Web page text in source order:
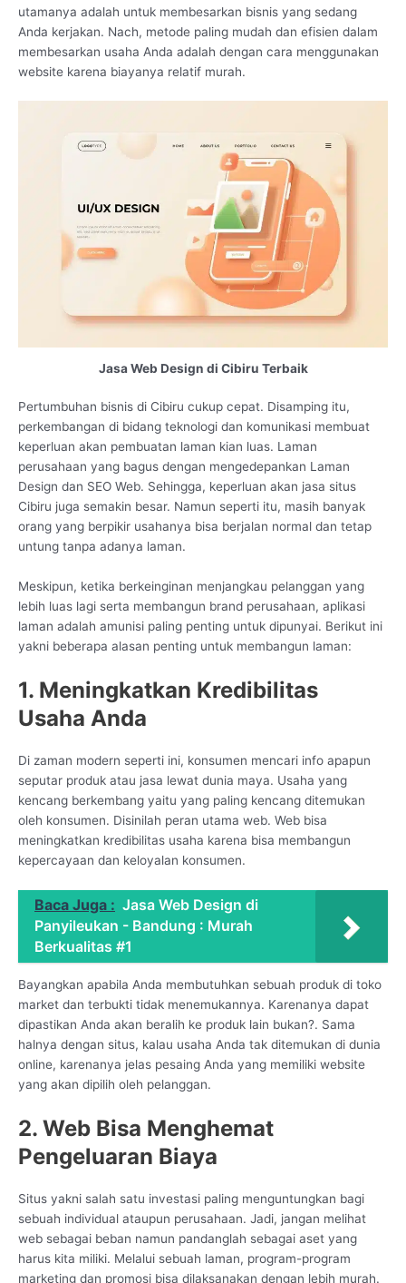
utamanya adalah untuk membesarkan bisnis yang sedang
Anda kerjakan. Nach, metode paling mudah dan efisien dalam
membesarkan usaha Anda adalah dengan cara menggunakan
website karena biayanya relatif murah.
Jasa Web Design di Cibiru Terbaik
Pertumbuhan bisnis di Cibiru cukup cepat. Disamping itu,
perkembangan di bidang teknologi dan komunikasi membuat
keperluan akan pembuatan laman kian luas. Laman
perusahaan yang bagus dengan mengedepankan Laman
Design dan SEO Web. Sehingga, keperluan akan jasa situs
Cibiru juga semakin besar. Namun seperti itu, masih banyak
orang yang berpikir usahanya bisa berjalan normal dan tetap
untung tanpa adanya laman.
Meskipun, ketika berkeinginan menjangkau pelanggan yang
lebih luas lagi serta membangun brand perusahaan, aplikasi
laman adalah amunisi paling penting untuk dipunyai. Berikut ini
yakni beberapa alasan penting untuk membangun laman:
1. Meningkatkan Kredibilitas
Usaha Anda
Di zaman modern seperti ini, konsumen mencari info apapun
seputar produk atau jasa lewat dunia maya. Usaha yang
kencang berkembang yaitu yang paling kencang ditemukan
oleh konsumen. Disinilah peran utama web. Web bisa
meningkatkan kredibilitas usaha karena bisa membangun
kepercayaan dan keloyalan konsumen.
Baca Juga : Jasa Web Design di
Panyileukan - Bandung : Murah
Berkualitas #1
Bayangkan apabila Anda membutuhkan sebuah produk di toko
market dan terbukti tidak menemukannya. Karenanya dapat
dipastikan Anda akan beralih ke produk lain bukan?. Sama
halnya dengan situs, kalau usaha Anda tak ditemukan di dunia
online, karenanya jelas pesaing Anda yang memiliki website
yang akan dipilih oleh pelanggan.
2. Web Bisa Menghemat
Pengeluaran Biaya
Situs yakni salah satu investasi paling menguntungkan bagi
sebuah individual ataupun perusahaan. Jadi, jangan melihat
web sebagai beban namun pandanglah sebagai aset yang
harus kita miliki. Melalui sebuah laman, program-program
marketing dan promosi bisa dilaksanakan dengan lebih murah.